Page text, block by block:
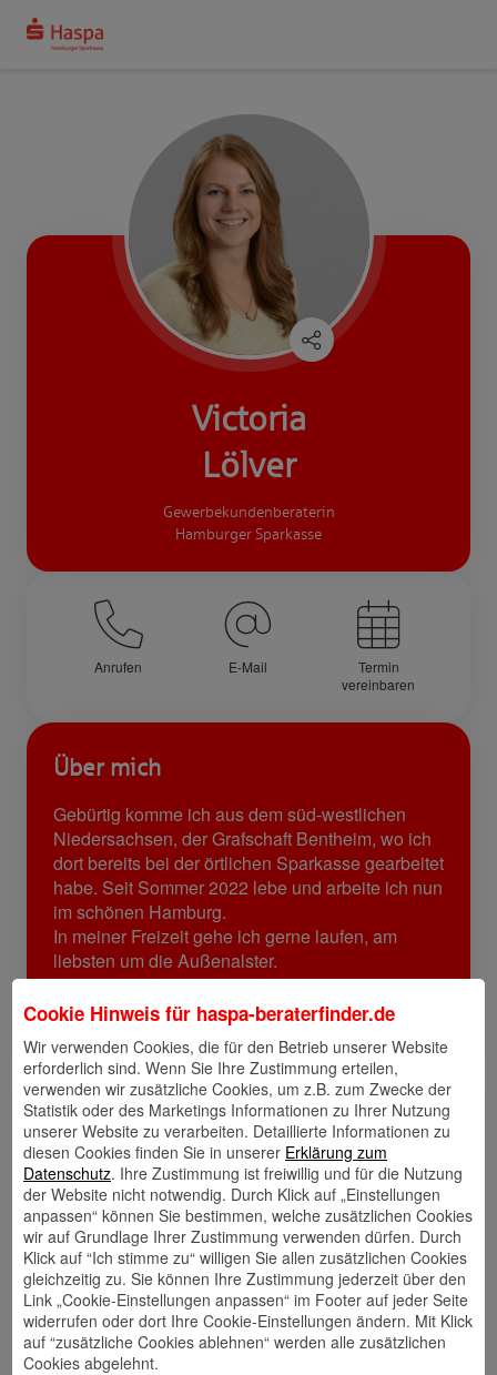
Victoria
Lölver
Gewerbekundenberaterin
Hamburger Sparkasse
Anrufen E-Mail
Termin
vereinbaren
Über mich
Gebürtig komme ich aus dem süd-westlichen
Niedersachsen, der Grafschaft Bentheim, wo ich
dort bereits bei der örtlichen Sparkasse gearbeitet
habe. Seit Sommer 2022 lebe und arbeite ich nun
im schönen Hamburg.
In meiner Freizeit gehe ich gerne laufen, am
liebsten um die Außenalster.
Außerdem liebe ich die vielfältige Kulinarik in
Hamburg und teste gerne am Wochenende mit
Freunden verschiedene Restaurants.
Links
Kontakt
speichern
Walletkarte
hinzufügen
Rückrufwunsch
Website
🎊 Haspa-
Veranstaltungen
🎯 Service-
Center
Cookie Hinweis für haspa-beraterfinder.de
Wir verwenden Cookies, die für den Betrieb unserer Website
erforderlich sind. Wenn Sie Ihre Zustimmung erteilen,
verwenden wir zusätzliche Cookies, um z.B. zum Zwecke der
Statistik oder des Marketings Informationen zu Ihrer Nutzung
unserer Website zu verarbeiten. Detaillierte Informationen zu
diesen Cookies finden Sie in unserer Erklärung zum
Datenschutz. Ihre Zustimmung ist freiwillig und für die Nutzung
der Website nicht notwendig. Durch Klick auf „Einstellungen
anpassen“ können Sie bestimmen, welche zusätzlichen Cookies
wir auf Grundlage Ihrer Zustimmung verwenden dürfen. Durch
Klick auf “Ich stimme zu“ willigen Sie allen zusätzlichen Cookies
gleichzeitig zu. Sie können Ihre Zustimmung jederzeit über den
Link „Cookie-Einstellungen anpassen“ im Footer auf jeder Seite
widerrufen oder dort Ihre Cookie-Einstellungen ändern. Mit Klick
auf “zusätzliche Cookies ablehnen“ werden alle zusätzlichen
Cookies abgelehnt.